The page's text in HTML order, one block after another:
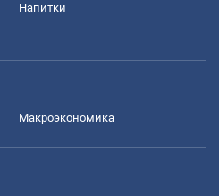
Напитки
Mакроэкономика